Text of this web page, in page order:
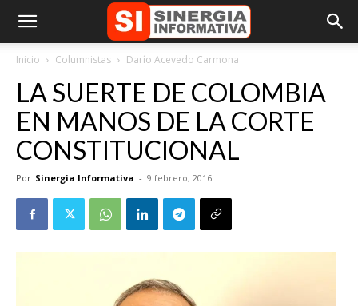
Inicio Columnistas Darío Acevedo Carmona
LA SUERTE DE COLOMBIA
EN MANOS DE LA CORTE
CONSTITUCIONAL
Por Sinergia Informativa - 9 febrero, 2016